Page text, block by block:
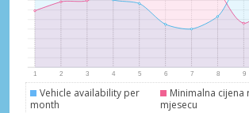
Vehicle availability per
month
Minimalna cijena
mjesecu